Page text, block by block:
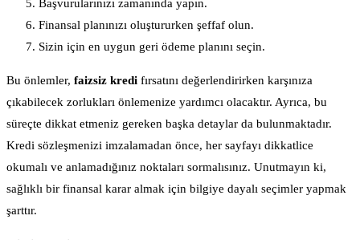
Başvurularınızı zamanında yapın.
Finansal planınızı oluştururken şeffaf olun.
Sizin için en uygun geri ödeme planını seçin.
Bu önlemler, faizsiz kredi fırsatını değerlendirirken karşınıza
çıkabilecek zorlukları önlemenize yardımcı olacaktır. Ayrıca, bu
süreçte dikkat etmeniz gereken başka detaylar da bulunmaktadır.
Kredi sözleşmenizi imzalamadan önce, her sayfayı dikkatlice
okumalı ve anlamadığınız noktaları sormalısınız. Unutmayın ki,
sağlıklı bir finansal karar almak için bilgiye dayalı seçimler yapmak
şarttır.